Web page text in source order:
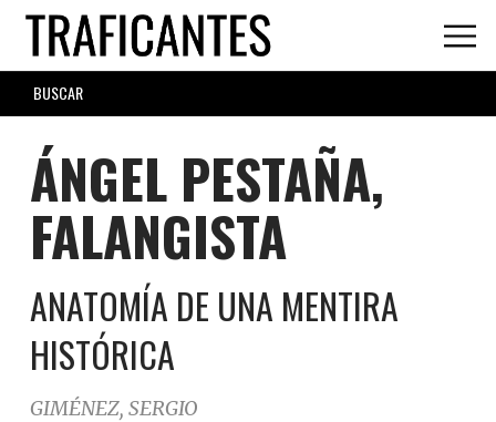
Skip
main
content
SEARCH
FORM
ÁNGEL PESTAÑA,
FALANGISTA
ANATOMÍA DE UNA MENTIRA
HISTÓRICA
GIMÉNEZ, SERGIO